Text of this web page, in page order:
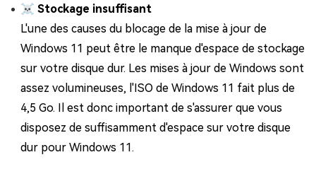
☠ Stockage insuffisant
L'une des causes du blocage de la mise à jour de
Windows 11 peut être le manque d'espace de stockage
sur votre disque dur. Les mises à jour de Windows sont
assez volumineuses, l'ISO de Windows 11 fait plus de
4,5 Go. Il est donc important de s'assurer que vous
disposez de suffisamment d'espace sur votre disque
dur pour Windows 11.